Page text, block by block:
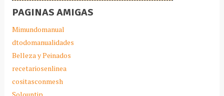
PAGINAS AMIGAS
Mimundomanual
dtodomanualidades
Belleza y Peinados
recetariosenlinea
cositasconmesh